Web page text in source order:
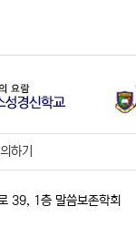
하기
39, 1층 말씀보존학회